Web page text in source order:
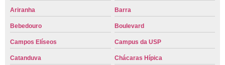
Ariranha Barra
Bebedouro Boulevard
Campos Elíseos Campus da USP
Catanduva Chácaras Hípica